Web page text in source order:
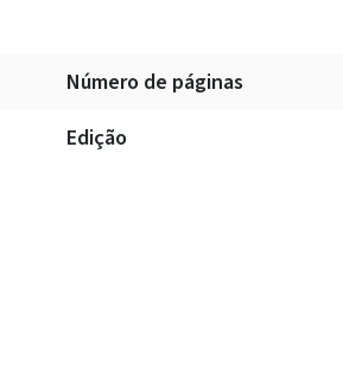
Número de páginas
Edição